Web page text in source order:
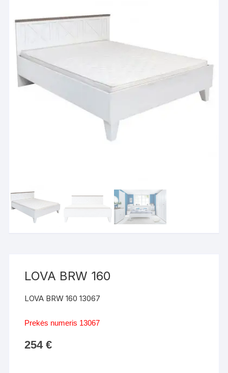
LOVA BRW 160
LOVA BRW 160 13067
Prekės numeris 13067
254€